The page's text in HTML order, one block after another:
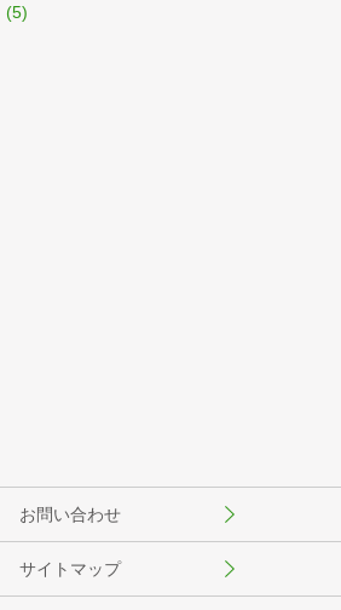
(5)
お問い合わせ
サイトマップ